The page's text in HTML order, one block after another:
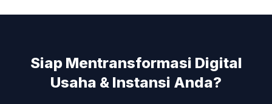
Siap Mentransformasi Digital
Usaha & Instansi Anda?